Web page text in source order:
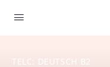
TELC: DEUTSCH B2